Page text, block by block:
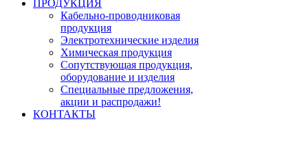
ПРОДУКЦИЯ
Кабельно-проводниковая
продукция
Электротехнические изделия
Химическая продукция
Сопутствующая продукция,
оборудование и изделия
Специальные предложения,
акции и распродажи!
КОНТАКТЫ